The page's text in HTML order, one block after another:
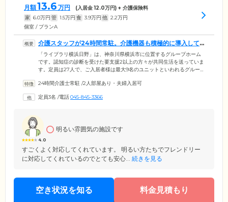
月額13.6 万円 (入居金12.0万円) + 介護保険料
家 6.0万円 管 1.5万円 食 3.9万円 他 2.2万円
個室 / プランA
介護スタッフが24時間常駐。介護機器も積極的に導入して
います
「ライブラリ横浜日野」は、神奈川県横浜市に位置するグループホーム
です。認知症の診断を受けた要支援2以上の方々が共同生活を送っていま
す。定員は27人で、ご入居者様は最大9名のユニットといわれるグループ
を可能な限り、ご入居のみなさまにお手伝いいただいています。介護ス
ぞお任せください。また、当ホームでは、介護ロボットやリフトなど、
24時間介護士常駐 /2人部屋あり・夫婦入居可
定員3名 /電話045-845-3366
4.0
明るい雰囲気の施設です
すごくよく対応してくれています。 明るい方たちでフレンドリー
に対応してくれているのでとても安心... 続きを見る
空き状況を知る 料金見積もり